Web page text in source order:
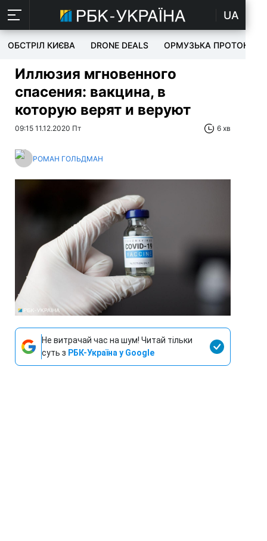
UA
ОБСТРІЛ КИЄВА DRONE DEALS ОРМУЗЬКА ПРОТОКА
Иллюзия мгновенного
спасения: вакцина, в
которую верят и веруют
09:15 11.12.2020 Пт 6 хв
РОМАН ГОЛЬДМАН
Не витрачай час на шум! Читай тільки
суть з РБК-Україна у Google